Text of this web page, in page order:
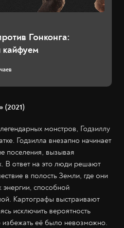
Гонконга:
кайфуем
(2021)
монстров, Годзиллу
Годзилла внезапно начинает
поселения, вызывая
В ответ на это люди решают
в полость Земли, где они
энергии, способной
Картографы выстраивают
исключить вероятность
избежать её было невозможно.